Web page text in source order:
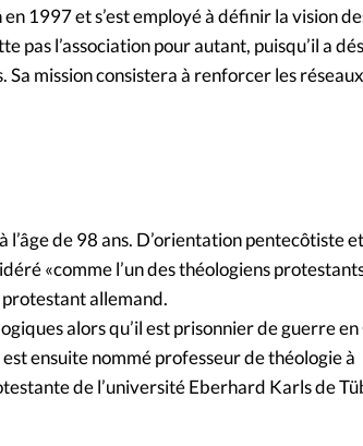
1997 et s’est employé à définir la vision
l’association pour autant, puisqu’il a
mission consistera à renforcer les réseaux
de 98 ans. D’orientation pentecôtiste
«comme l’un des théologiens
protestant allemand.
alors qu’il est prisonnier de guerre
ensuite nommé professeur de théologie à
de l’université Eberhard Karls de